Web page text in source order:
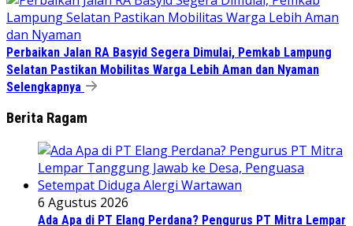
Perbaikan Jalan RA Basyid Segera Dimulai, Pemkab Lampung
Selatan Pastikan Mobilitas Warga Lebih Aman dan Nyaman
Selengkapnya
Berita Ragam
6 Agustus 2026
Ada Apa di PT Elang Perdana? Pengurus PT Mitra Lempar